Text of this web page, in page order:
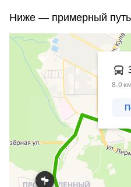
Ниже — примерный
Ставрополь
Построение маршрутов на карте